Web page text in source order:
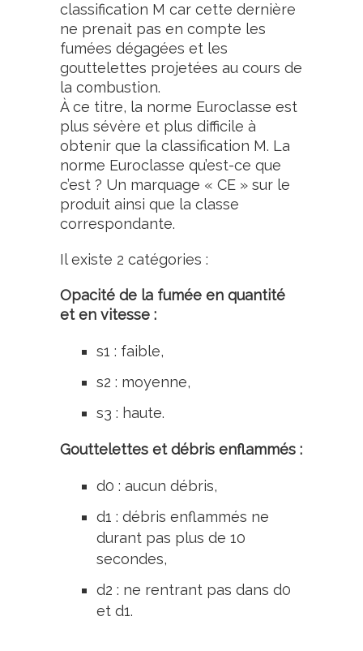
classification M car cette dernière
ne prenait pas en compte les
fumées dégagées et les
gouttelettes projetées au cours de
la combustion.
À ce titre, la norme Euroclasse est
plus sévère et plus difficile à
obtenir que la classification M. La
norme Euroclasse qu’est-ce que
c’est ? Un marquage « CE » sur le
produit ainsi que la classe
correspondante.
Il existe 2 catégories :
Opacité de la fumée en quantité
et en vitesse :
s1 : faible,
s2 : moyenne,
s3 : haute.
Gouttelettes et débris enflammés :
d0 : aucun débris,
d1 : débris enflammés ne
durant pas plus de 10
secondes,
d2 : ne rentrant pas dans d0
et d1.